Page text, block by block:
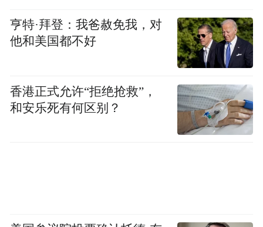
亨特·拜登：我爸赦免我，对
他和美国都不好
香港正式允许“拒绝抢救”，
和安乐死有何区别？